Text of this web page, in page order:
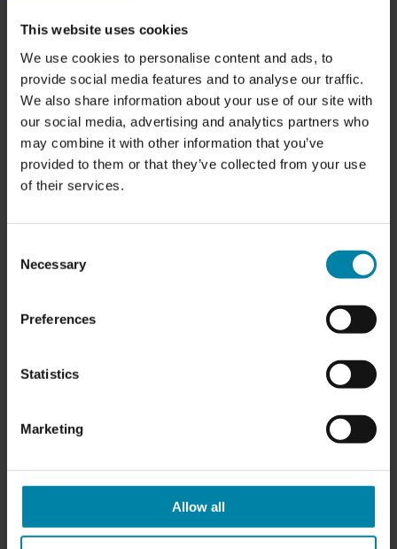
This website uses cookies
We use cookies to personalise content and ads, to
provide social media features and to analyse our traffic.
We also share information about your use of our site with
our social media, advertising and analytics partners who
may combine it with other information that you’ve
provided to them or that they’ve collected from your use
of their services.
Selection
Necessary
Preferences
Statistics
Marketing
Allow all
sørger selvfølgelig for den nødvendige oplæring i
med tiltrædelse hurtigst muligt.
DU FÅR MERE END DU FORVENTER
Gode arbejdsforhold i et arbejdsmiljø med en
fri omgangstone
Sundhedssikring
Jens Juuls Vej 11
Ansøg ved at sende dit CV tiljob@repair2care.com
Har du spørgsmål, er du velkommen til at kontakte
afdelingschef Sebastian Skouboe Kristensen på tlf..: